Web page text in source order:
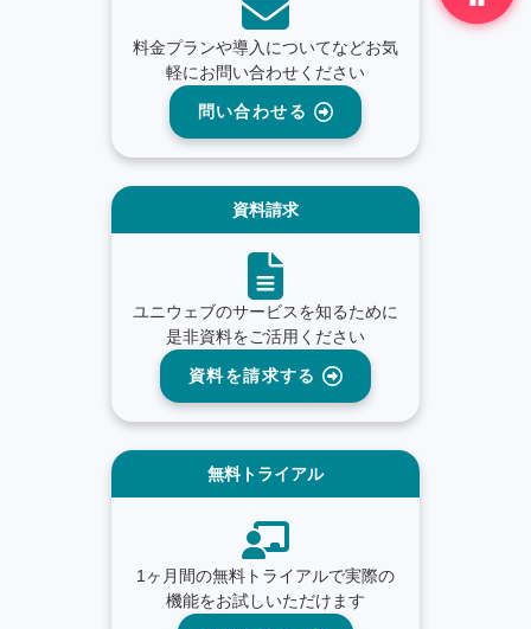
料金プランや導入についてなどお気
軽にお問い合わせください
問い合わせる
資料請求
ユニウェブのサービスを知るために
是非資料をご活用ください
資料を請求する
無料トライアル
1ヶ月間の無料トライアルで実際の
機能をお試しいただけます